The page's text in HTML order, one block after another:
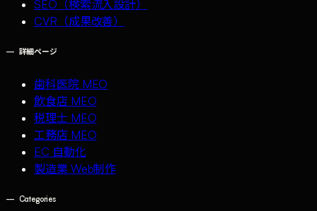
SEO（検索流入設計）
CVR（成果改善）
— 詳細ページ
歯科医院 MEO
飲食店 MEO
税理士 MEO
工務店 MEO
EC 自動化
製造業 Web制作
— Categories